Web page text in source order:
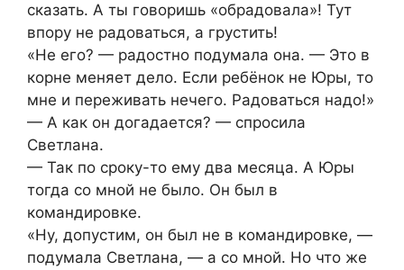
сказать. А ты говоришь «обрадовала»! Тут
впору не радоваться, а грустить!
«Не его? — радостно подумала она. — Это в
корне меняет дело. Если ребёнок не Юры, то
мне и переживать нечего. Радоваться надо!»
— А как он догадается? — спросила
Светлана.
— Так по сроку-то ему два месяца. А Юры
тогда со мной не было. Он был в
командировке.
«Ну, допустим, он был не в командировке, —
подумала Светлана, — а со мной. Но что же